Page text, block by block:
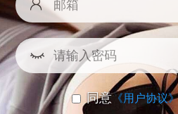
同意《用户协议